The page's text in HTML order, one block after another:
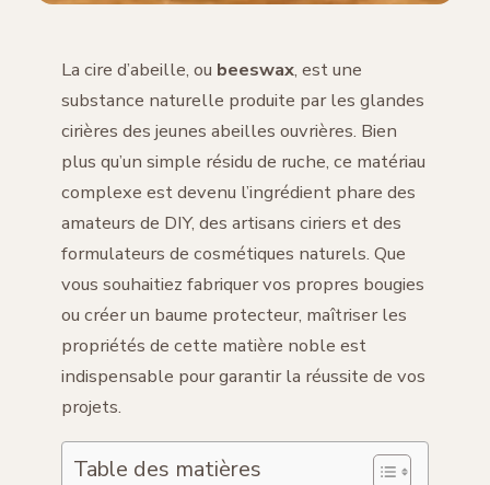
La cire d’abeille, ou beeswax, est une
substance naturelle produite par les glandes
cirières des jeunes abeilles ouvrières. Bien
plus qu’un simple résidu de ruche, ce matériau
complexe est devenu l’ingrédient phare des
amateurs de DIY, des artisans ciriers et des
formulateurs de cosmétiques naturels. Que
vous souhaitiez fabriquer vos propres bougies
ou créer un baume protecteur, maîtriser les
propriétés de cette matière noble est
indispensable pour garantir la réussite de vos
projets.
Table des matières